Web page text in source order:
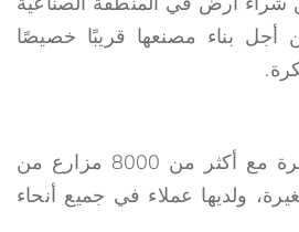
بناء مصنعها قريبًا خصيصًا
وتتعامل شركتها مباشرة مع أكثر من 8000 مزارع من
ولديها عملاء في جميع أنحاء